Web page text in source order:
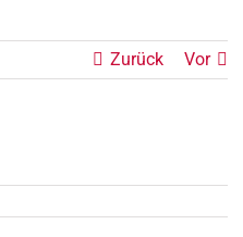
Zurück Vor